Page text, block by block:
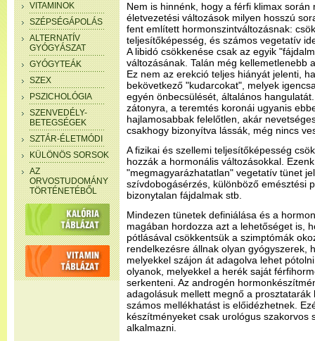
VITAMINOK
SZÉPSÉGÁPOLÁS
ALTERNATÍV
GYÓGYÁSZAT
GYÓGYTEÁK
SZEX
PSZICHOLÓGIA
SZENVEDÉLY-
BETEGSÉGEK
SZTÁR-ÉLETMÓDI
KÜLÖNÖS SORSOK
AZ
ORVOSTUDOMÁNY
TÖRTÉNETÉBŐL
Nem is hinnénk, hogy a férfi klimax során
életvezetési változások milyen hosszú
fent említett hormonszintváltozásnak:
teljesítőképesség, és számos vegetatív
A libidó csökkenése csak az egyik
változásának. Talán még kellemetlenebb
Ez nem az erekció teljes hiányát jelenti,
bekövetkező "kudarcokat", melyek
egyén önbecsülését, általános
zátonyra, a teremtés koronái ugyanis
hajlamosabbak felelőtlen, akár
csakhogy bizonyítva lássák, még nincs
A fizikai és szellemi teljesítőképesség
hozzák a hormonális változásokkal.
"megmagyarázhatatlan" vegetatív tünet
szívdobogásérzés, különböző emésztési
bizonytalan fájdalmak stb.
Mindezen tünetek definiálása és a
magában hordozza azt a lehetőséget is,
pótlásával csökkentsük a szimptómák
rendelkezésre állnak olyan gyógyszerek,
melyekkel szájon át adagolva lehet
olyanok, melyekkel a herék saját
serkenteni. Az androgén
adagolásuk mellett megnő a
számos mellékhatást is előidézhetnek.
készítményeket csak urológus szakorvos
alkalmazni.